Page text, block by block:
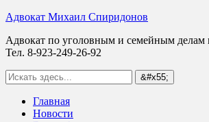
Адвокат Михаил Спиридонов
Адвокат по уголовным и семейным делам
Тел. 8-923-249-26-92
Главная
Новости